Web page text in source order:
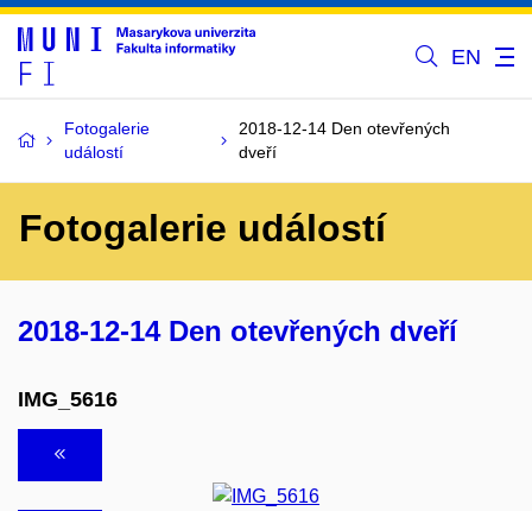
EN
Fotogalerie
událostí
2018-12-14 Den otevřených
dveří
Fotogalerie událostí
2018-12-14 Den otevřených dveří
IMG_5616